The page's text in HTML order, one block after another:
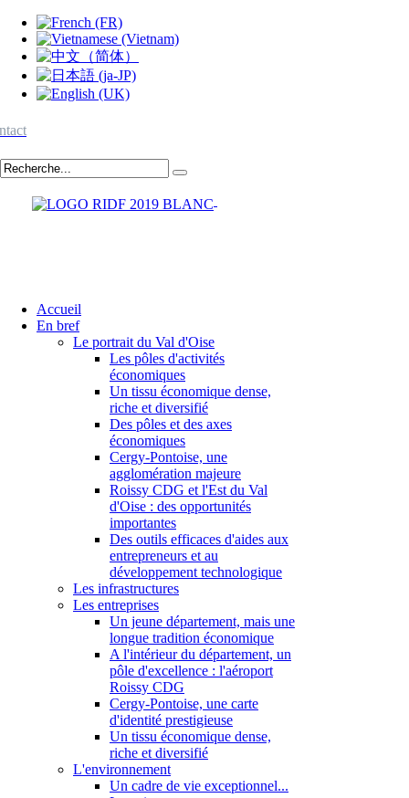
Accueil
En bref
Le portrait du Val d'Oise
Les pôles d'activités
économiques
Un tissu économique dense,
riche et diversifié
Des pôles et des axes
économiques
Cergy-Pontoise, une
agglomération majeure
Roissy CDG et l'Est du Val
d'Oise : des opportunités
importantes
Des outils efficaces d'aides aux
entrepreneurs et au
développement technologique
Les infrastructures
Les entreprises
Un jeune département, mais une
longue tradition économique
A l'intérieur du département, un
pôle d'excellence : l'aéroport
Roissy CDG
Cergy-Pontoise, une carte
d'identité prestigieuse
Un tissu économique dense,
riche et diversifié
L'environnement
Un cadre de vie exceptionnel...